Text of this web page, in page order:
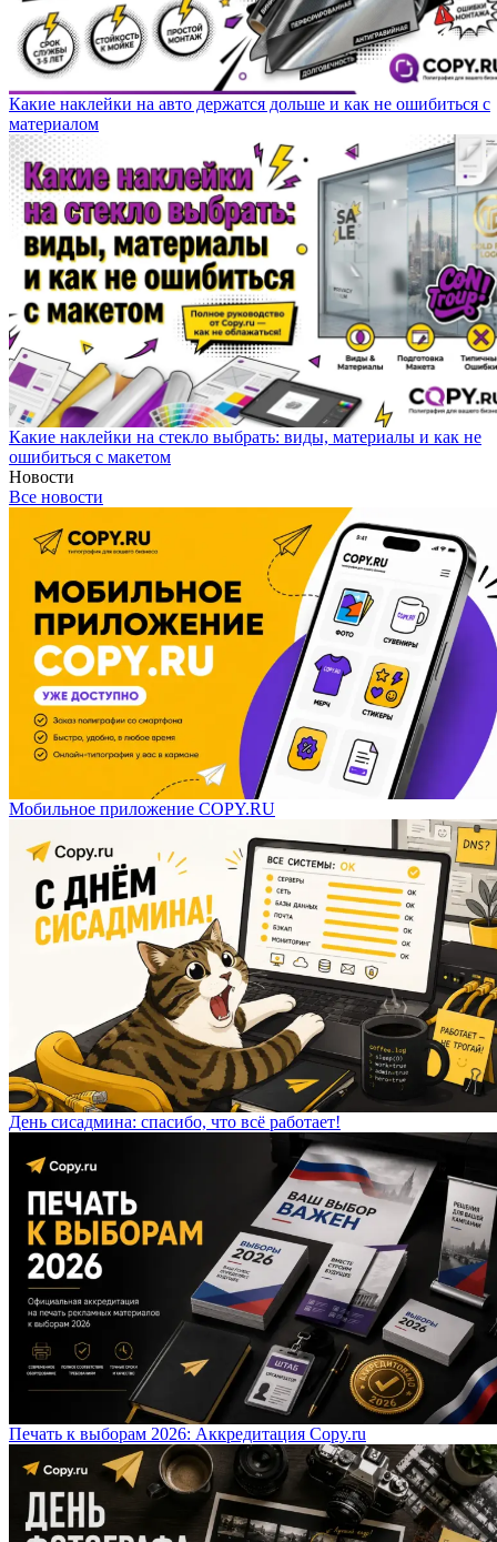
Какие наклейки на авто держатся дольше и как не ошибиться с
материалом
Какие наклейки на стекло выбрать: виды, материалы и как не
ошибиться с макетом
Новости
Все новости
Мобильное приложение COPY.RU
День сисадмина: спасибо, что всё работает!
Печать к выборам 2026: Аккредитация Copy.ru